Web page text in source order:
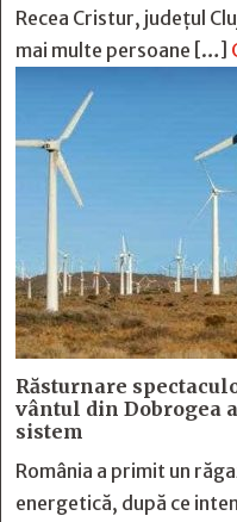
Recea Cristur, județul
mai multe persoane […]
Răsturnare
vântul din Dobrogea
sistem
România a primit un
energetică, după ce